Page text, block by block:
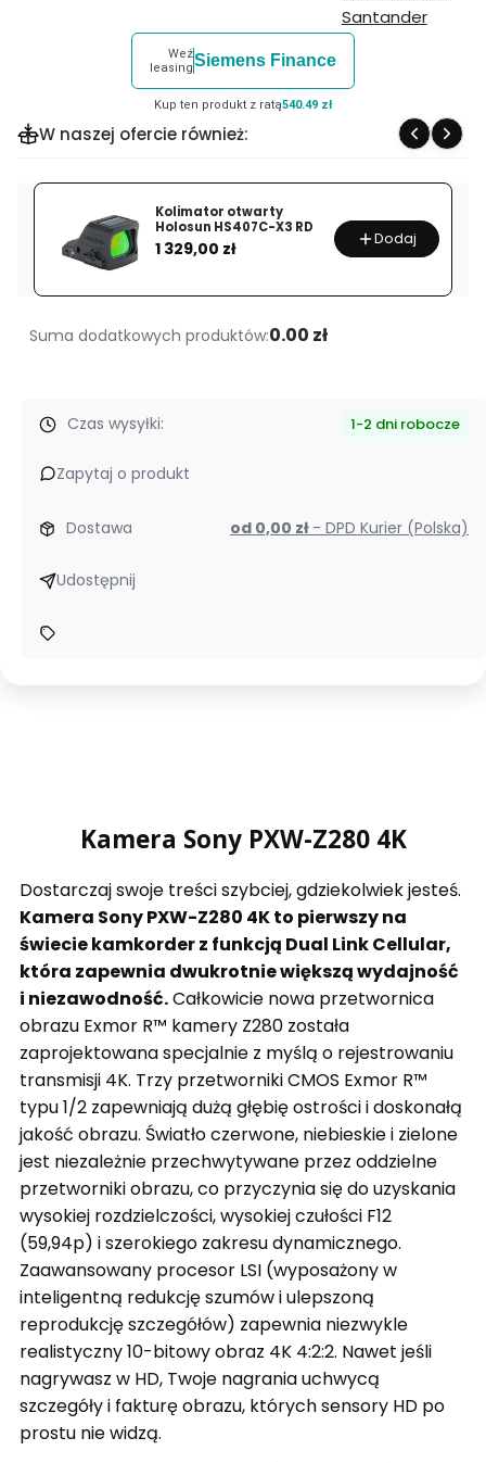
Kamera
PXW-
Weź
leasingSiemens Finance
Kup ten produkt z ratą540.49 zł
W naszej ofercie również:
Kolimator otwarty
Holosun HS407C-X3 RD
Cena
1 329,00 zł Dodaj
Suma dodatkowych produktów:0.00 zł
Czas wysyłki: 1-2 dni robocze
Zapytaj o produkt
Dostawa od 0,00 zł - DPD Kurier (Polska)
Udostępnij
Kamera Sony PXW-Z280 4K
Dostarczaj swoje treści szybciej, gdziekolwiek jesteś.
Kamera Sony PXW-Z280 4K to pierwszy na
świecie kamkorder z funkcją Dual Link Cellular,
która zapewnia dwukrotnie większą wydajność
i niezawodność.Całkowicie nowa przetwornica
obrazu Exmor R™ kamery Z280 została
zaprojektowana specjalnie z myślą o rejestrowaniu
transmisji 4K. Trzy przetworniki CMOS Exmor R™
typu 1/2 zapewniają dużą głębię ostrości i doskonałą
jakość obrazu. Światło czerwone, niebieskie i zielone
jest niezależnie przechwytywane przez oddzielne
przetworniki obrazu, co przyczynia się do uzyskania
wysokiej rozdzielczości, wysokiej czułości F12
(59,94p) i szerokiego zakresu dynamicznego.
Zaawansowany procesor LSI (wyposażony w
inteligentną redukcję szumów i ulepszoną
reprodukcję szczegółów) zapewnia niezwykle
realistyczny 10-bitowy obraz 4K 4:2:2. Nawet jeśli
nagrywasz w HD, Twoje nagrania uchwycą
szczegóły i fakturę obrazu, których sensory HD po
prostu nie widzą.